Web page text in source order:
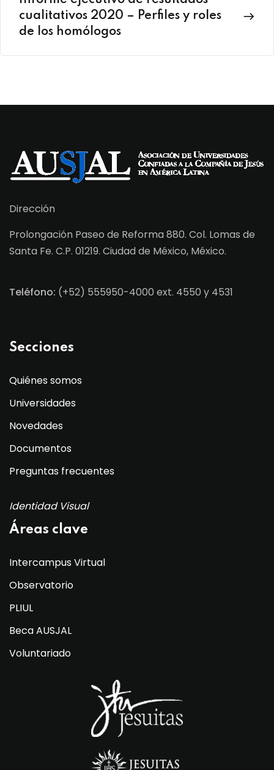
cualitativos 2020 – Perfiles y roles
de los homólogos
Dirección
Prolongación Paseo de Reforma 880. Col. Lomas de
Santa Fe. C.P. 01219. Ciudad de México, México.
Teléfono: (+52) 555950-4000 ext. 4550 y 4531
Secciones
Quiénes somos
Universidades
Novedades
Documentos
Preguntas frecuentes
Identidad Visual
Áreas clave
Intercampus Virtual
Observatorio
PLIUL
Beca AUSJAL
Voluntariado